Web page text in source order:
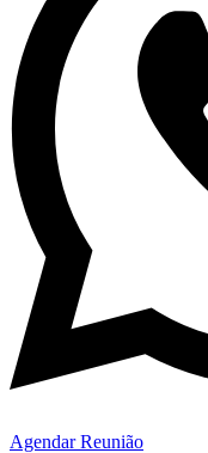
Agendar Reunião